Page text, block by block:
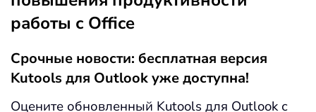
работы с Office
Срочные новости: бесплатная версия
Kutools для Outlook уже доступна!
Оцените обновленный Kutools для Outlook с